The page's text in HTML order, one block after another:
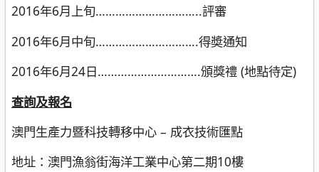
2016年6月上旬…………………………..評審
2016年6月中旬………………………….得奬通知
2016年6月24日………………………….頒獎禮 (地點待定)
查詢及報名
澳門生產力暨科技轉移中心 – 成衣技術匯點
地址：澳門漁翁街海洋工業中心第二期10樓